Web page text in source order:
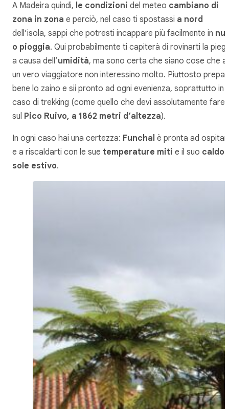
A Madeira quindi, le condizioni del meteo cambiano di
zona in zona e perciò, nel caso ti spostassi a nord
dell’isola, sappi che potresti incappare più facilmente in
o pioggia. Qui probabilmente ti capiterà di rovinarti la
a causa dell’umidità, ma sono certa che siano cose che a
un vero viaggiatore non interessino molto. Piuttosto
bene lo zaino e sii pronto ad ogni evenienza, soprattutto in
caso di trekking (come quello che devi assolutamente fare
sul Pico Ruivo, a 1862 metri d’altezza).
In ogni caso hai una certezza: Funchal è pronta ad
e a riscaldarti con le sue temperature miti e il suo caldo
sole estivo.